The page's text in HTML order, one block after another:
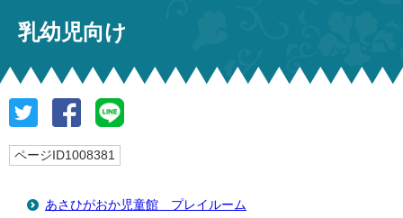
乳幼児向け
ページID1008381
あさひがおか児童館 プレイルーム